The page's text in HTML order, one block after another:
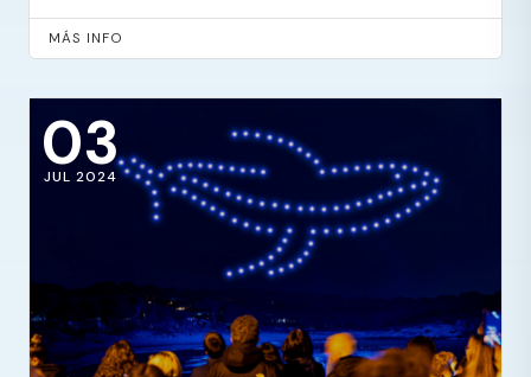
MÁS INFO
03
JUL 2024